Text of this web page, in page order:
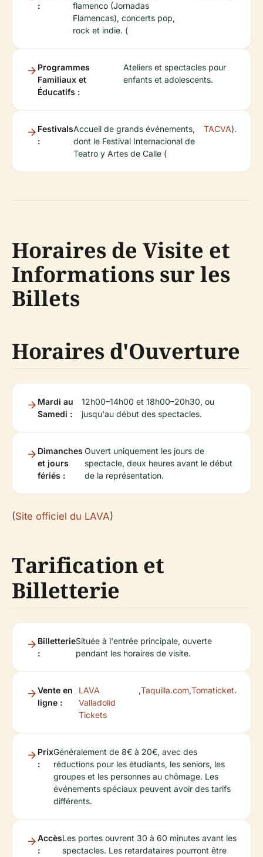
:
flamenco (Jornadas
Flamencas), concerts pop,
rock et indie. (
Programmes
Familiaux et
Éducatifs :
Ateliers et spectacles pour
enfants et adolescents.
Festivals
:
Accueil de grands événements,
dont le Festival Internacional de
Teatro y Artes de Calle (
TACVA).
Horaires de Visite et
Informations sur les
Billets
Horaires d'Ouverture
Mardi au
Samedi :
12h00–14h00 et 18h00–20h30, ou
jusqu'au début des spectacles.
Dimanches
et jours
fériés :
Ouvert uniquement les jours de
spectacle, deux heures avant le début
de la représentation.
(Site officiel du LAVA)
Tarification et
Billetterie
Billetterie
:
Située à l'entrée principale, ouverte
pendant les horaires de visite.
Vente en
ligne :
LAVA
Valladolid
Tickets
,Taquilla.com,Tomaticket.
Prix
:
Généralement de 8€ à 20€, avec des
réductions pour les étudiants, les seniors, les
groupes et les personnes au chômage. Les
événements spéciaux peuvent avoir des tarifs
différents.
Accès
:
Les portes ouvrent 30 à 60 minutes avant les
spectacles. Les retardataires pourront être